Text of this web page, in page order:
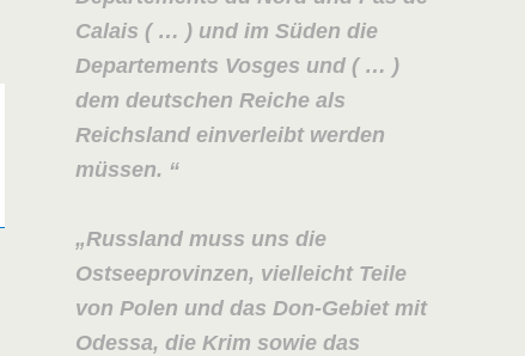
Calais ( … ) und im Süden die
Departements Vosges und ( … )
dem deutschen Reiche als
Reichsland einverleibt werden
müssen.
Russland muss uns die
Ostseeprovinzen, vielleicht Teile
von Polen und das Don-Gebiet mit
Odessa, die Krim sowie das